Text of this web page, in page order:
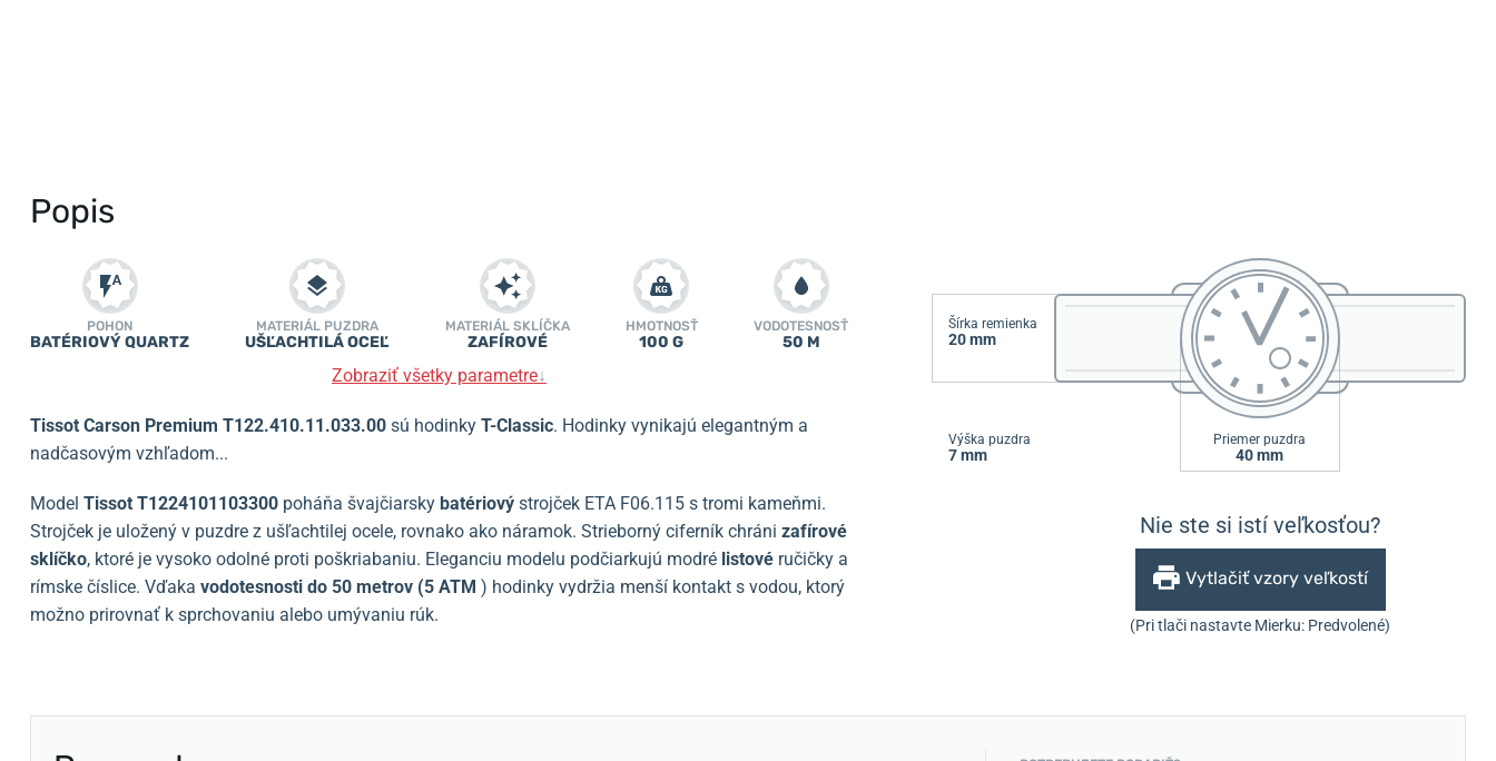
Popis
POHON
BATÉRIOVÝ QUARTZ
MATERIÁL PUZDRA
UŠĽACHTILÁ OCEĽ
MATERIÁL SKLÍČKA
ZAFÍROVÉ
HMOTNOSŤ
100 G
VODOTESNOSŤ
50 M
Zobraziť všetky parametre↓
Tissot Carson Premium T122.410.11.033.00 sú hodinky T-Classic. Hodinky vynikajú elegantným a
nadčasovým vzhľadom...
Model Tissot T1224101103300 poháňa švajčiarsky batériový strojček ETA F06.115 s tromi kameňmi.
Strojček je uložený v puzdre z ušľachtilej ocele, rovnako ako náramok. Strieborný ciferník chráni zafírové
sklíčko, ktoré je vysoko odolné proti poškriabaniu. Eleganciu modelu podčiarkujú modré listové ručičky a
rímske číslice. Vďaka vodotesnosti do 50 metrov (5 ATM ) hodinky vydržia menší kontakt s vodou, ktorý
možno prirovnať k sprchovaniu alebo umývaniu rúk.
Šírka remienka
20 mm
Výška puzdra
7 mm
Priemer puzdra
40 mm
Nie ste si istí veľkosťou?
Vytlačiť vzory veľkostí
(Pri tlači nastavte Mierku: Predvolené)